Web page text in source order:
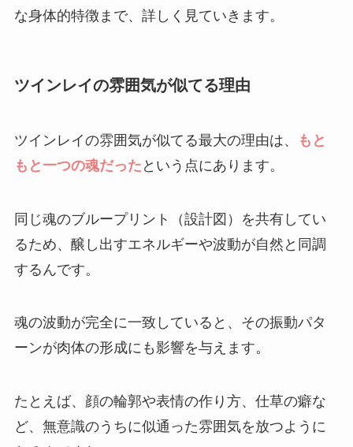
な身体的特徴まで、詳しく見ていきます。
ツインレイの雰囲気が似てる理由
ツインレイの雰囲気が似てる最大の理由は、
もと
もと一つの魂だった という点にあります。
同じ魂のブループリント（設計図）を共有してい
るため、醸し出すエネルギーや波動が自然と同調
するんです。
魂の波動が完全に一致していると、その振動パタ
ーンが肉体の形成にも影響を与えます。
たとえば、顔の輪郭や表情の作り方、仕草の癖な
ど、無意識のうちに似通った雰囲気を放つように